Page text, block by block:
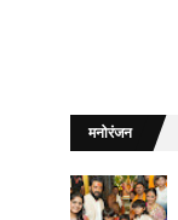
मनोरंजन